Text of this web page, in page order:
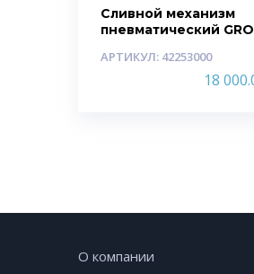
Сливной механизм
пневматический
АРТИКУЛ: 42253000
18
О компании